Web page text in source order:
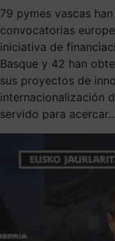
79 pymes vascas
convocatorias
iniciativa de
Basque y 42 han
sus proyectos de
internacionalización
servido para acercar...